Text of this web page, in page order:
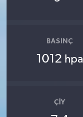
BASINÇ
1012 hpa
ÇIY